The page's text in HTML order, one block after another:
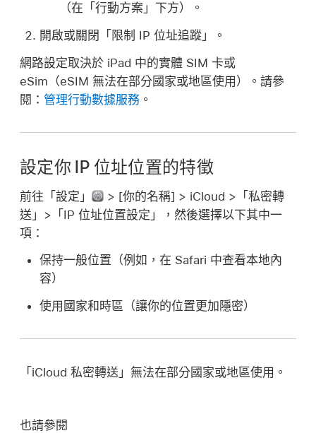
（在「行動方案」下方）。
開啟或關閉「限制 IP 位址追蹤」。
網路設定取決於 iPad 中的實體 SIM 卡或
eSim（eSIM 無法在部分國家或地區使用）。請參
閱： 管理行動數據服務 。
設定你 IP 位址位置的特徵
前往「設定」 > [你的名稱] > iCloud >「私密轉
送」>「IP 位址位置設定」，然後選擇以下其中一
項：
保持一般位置（例如，在 Safari 中查看本地內
容）
使用國家和時區（讓你的位置更加隱密）
「iCloud 私密轉送」無法在部分國家或地區使用。
也請參閱